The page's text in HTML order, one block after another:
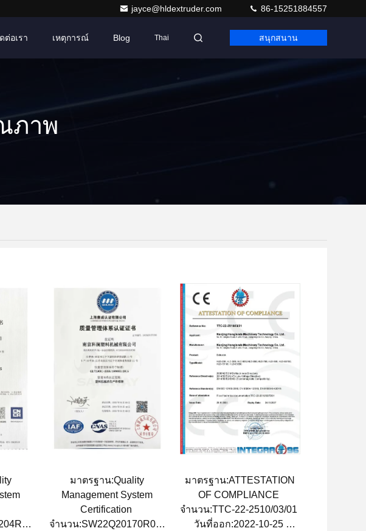
jayce@hldextruder.com 86-15251884557
ต่อเรา เหตุการณ์ Blog Thai สนุกสนาน
ภาพ
มาตรฐาน:Quality
Management System
Certification
จํานวน:SW22Q20170R0S
มาตรฐาน:ATTESTATION
OF COMPLIANCE
จํานวน:TTC-22-2510/03/01
วันที่ออก:2022-10-25